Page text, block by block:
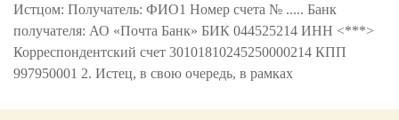
Истцом: Получатель: ФИО1 Номер счета № ..... Банк
получателя: АО «Почта Банк» БИК 044525214 ИНН <***>
Корреспондентский счет 30101810245250000214 КПП
997950001 2. Истец, в свою очередь, в рамках